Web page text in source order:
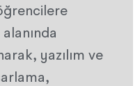
yazılım ve